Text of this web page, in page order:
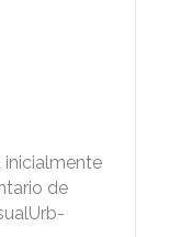
inicialmente
de